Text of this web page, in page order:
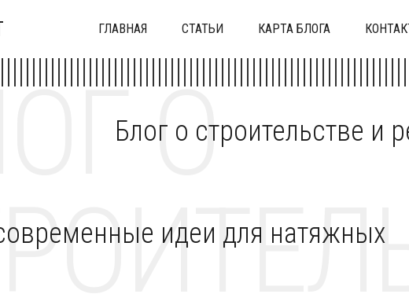
ГЛАВНАЯ СТАТЬИ КАРТА БЛОГА
Блог о строительстве и
О
идеи для натяжных